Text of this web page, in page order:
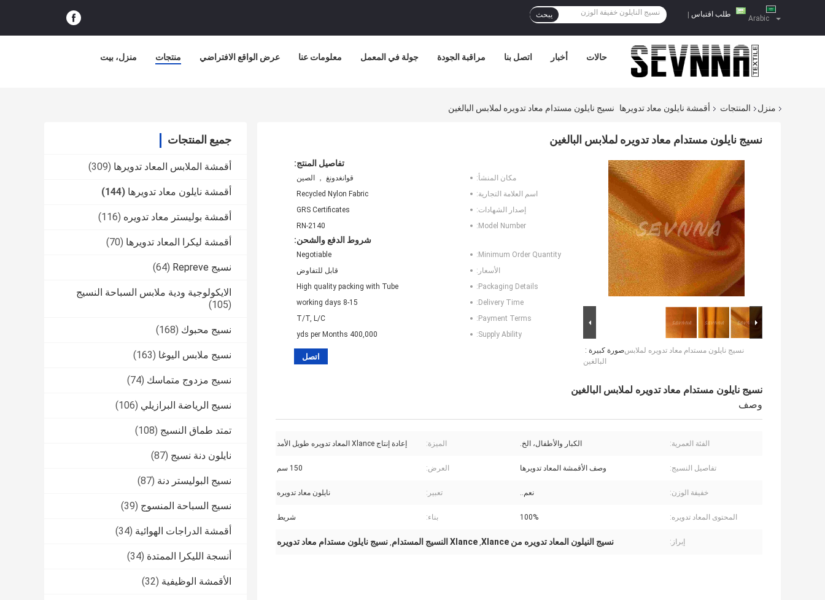
Arabic طلب اقتباس يبحث
منزل، بيت منتجات عرض الواقع الافتراضي معلومات عنا جولة في المعمل مراقبة الجودة اتصل بنا أخبار حالات
منزل المنتجات أقمشة نايلون معاد تدويرها نسيج نايلون مستدام معاد تدويره لملابس البالغين
جميع المنتجات
أقمشة الملابس المعاد تدويرها (309)
أقمشة نايلون معاد تدويرها (144)
أقمشة بوليستر معاد تدويره (116)
أقمشة ليكرا المعاد تدويرها (70)
نسيج Repreve (64)
الايكولوجية ودية ملابس السباحة النسيج
(105)
نسيج محبوك (168)
نسيج ملابس اليوغا (163)
نسيج مزدوج متماسك (74)
نسيج الرياضة البرازيلي (106)
تمتد طماق النسيج (108)
نايلون دنة نسيج (87)
نسيج البوليستر دنة (87)
نسيج السباحة المنسوج (39)
أقمشة الدراجات الهوائية (34)
أنسجة الليكرا الممتدة (34)
الأقمشة الوظيفية (32)
نسيج نايلون مستدام معاد تدويره لملابس البالغين
صورة كبيرة :نسيج نايلون مستدام معاد تدويره لملابس
البالغين
تفاصيل المنتج:
مكان المنشأ:
قوانغدونغ ， الصين
اسم العلامة التجارية:
Recycled Nylon Fabric
إصدار الشهادات:
GRS Certificates
Model Number:
RN-2140
شروط الدفع والشحن:
Minimum Order Quantity:
Negotiable
الأسعار:
قابل للتفاوض
Packaging Details:
High quality packing with Tube
Delivery Time:
8-15 working days
Payment Terms:
T/T, L/C
Supply Ability:
400,000 yds per Months
اتصل
نسيج نايلون مستدام معاد تدويره لملابس البالغين
وصف
الفئة العمرية: الكبار والأطفال، الخ. الميزة: إعادة إنتاج Xlance المعاد تدويره طويل الأمد
تفاصيل النسيج: وصف الأقمشة المعاد تدويرها العرض: 150 سم
خفيفة الوزن: نعم.. تعبير: نايلون معاد تدويره
المحتوى المعاد تدويره: 100% بناء: شريط
إبراز: نسيج النيلون المعاد تدويره من Xlance , Xlance النسيج المستدام , نسيج نايلون مستدام معاد تدويره